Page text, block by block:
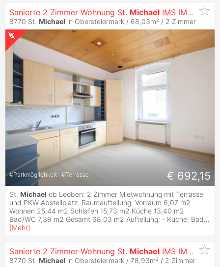
Sanierte 2 Zimmer Wohnung St. Michael IMS IMMOBIIEN KG
8770 St. Michael in Obersteiermark / 68,03m² / 2 Zimmer
#Parkmöglichkeit #Terrasse € 692,15
St. Michael ob Leoben: 2 Zimmer Mietwohnung mit Terrasse
und PKW Abstellplatz. Raumaufteilung: Vorraum 6,07 m2
Wohnen 25,44 m2 Schlafen 15,73 m2 Küche 13,40 m2
Bad/WC 7,39 m2 Gesamt 68,03 m2 Aufteilung: - Küche, Bad...
[Mehr]
Sanierte 2 Zimmer Wohnung St. Michael IMS IMMOBIIEN KG
8770 St. Michael in Obersteiermark / 78,93m² / 2 Zimmer